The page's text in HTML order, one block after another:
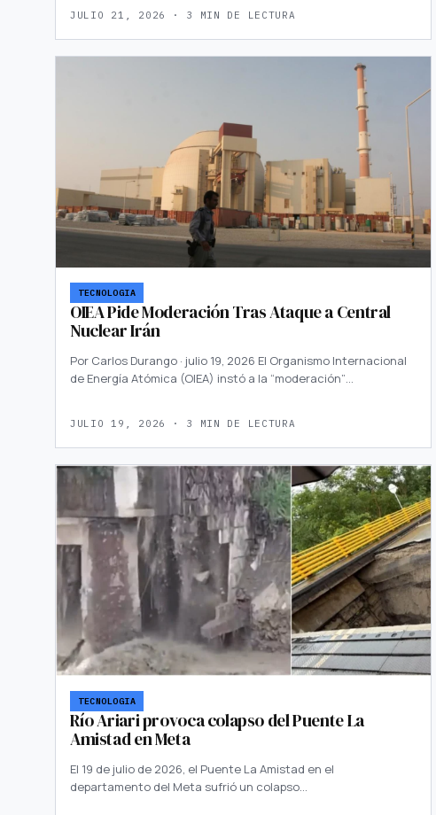
JULIO 21, 2026 · 3 MIN DE LECTURA
TECNOLOGIA
OIEA Pide Moderación Tras Ataque a Central
Nuclear Irán
Por Carlos Durango · julio 19, 2026 El Organismo Internacional
de Energía Atómica (OIEA) instó a la “moderación”…
JULIO 19, 2026 · 3 MIN DE LECTURA
TECNOLOGIA
Río Ariari provoca colapso del Puente La
Amistad en Meta
El 19 de julio de 2026, el Puente La Amistad en el
departamento del Meta sufrió un colapso…